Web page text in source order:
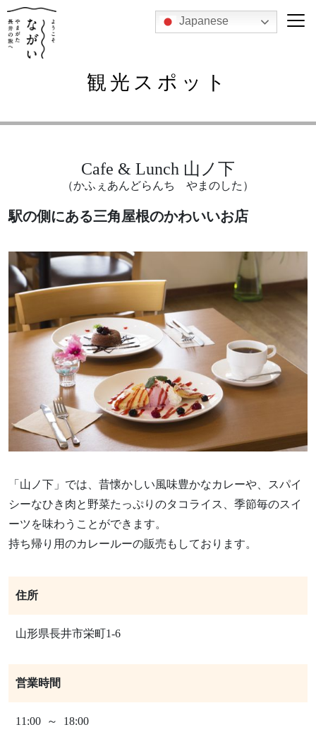
Japanese
観光スポット
Cafe & Lunch 山ノ下
（かふぇあんどらんち やまのした）
駅の側にある三角屋根のかわいいお店
「山ノ下」では、昔懐かしい風味豊かなカレーや、スパイ
シーなひき肉と野菜たっぷりのタコライス、季節毎のスイ
ーツを味わうことができます。
持ち帰り用のカレールーの販売もしております。
住所
山形県長井市栄町1-6
営業時間
11:00 ～ 18:00